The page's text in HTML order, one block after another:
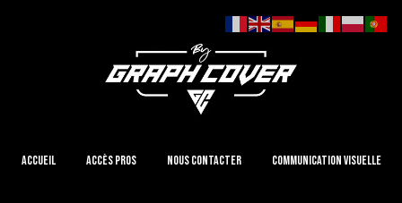
Accueil Accès Pros Nous contacter Communication visuelle